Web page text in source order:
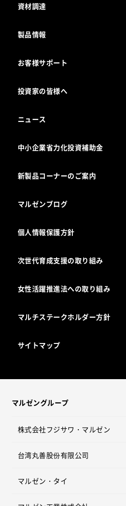
資材調達
製品情報
電気・ガス別厨房機器
お客様サポート
アフターサービスお問合せ先
海外出店をご検討のお客様へ
投資家の皆様へ
ニュース
中小企業省力化投資補助金
新製品コーナーのご案内
マルゼンブログ
個人情報保護方針
次世代育成支援の取り組み
女性活躍推進法への取り組み
マルチステークホルダー方針
サイトマップ
マルゼングループ
株式会社フジサワ・マルゼン
台湾丸善股份有限公司
マルゼン・タイ